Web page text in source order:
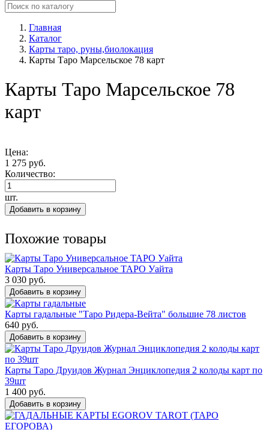
Главная
Каталог
Карты таро, руны,биолокация
Карты Таро Марсельское 78 карт
Карты Таро Марсельское 78
карт
Цена:
1 275 руб.
Количество:
шт.
Добавить в корзину
Похожие товары
Карты Таро Универсальное ТАРО Уайта
3 030 руб.
Добавить в корзину
Карты гадальные "Таро Ридера-Вейта" большие 78 листов
640 руб.
Добавить в корзину
Карты Таро Друидов Журнал Энциклопедия 2 колоды карт по
39шт
1 400 руб.
Добавить в корзину